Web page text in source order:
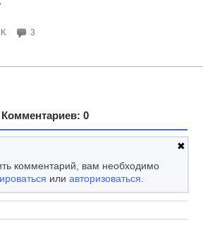
3
Комментариев: 0
✖
комментарий, вам необходимо
илиавторизоваться